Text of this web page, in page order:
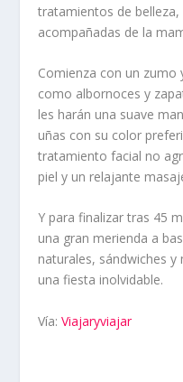
tratamientos de
acompañadas de la
Comienza con un zumo
como albornoces y
les harán una suave
uñas con su color
tratamiento facial no
piel y un relajante
Y para finalizar tras 45
una gran merienda a
naturales, sándwiches
una fiesta inolvidable.
Vía:Viajaryviajar